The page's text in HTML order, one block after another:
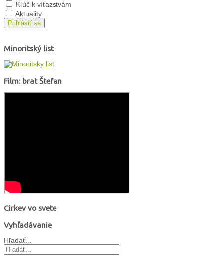
Kľúč k víťazstvám
Aktuality
Prihlásiť sa
Minoritský list
Film: brat Štefan
Cirkev vo svete
Vyhľadávanie
Hľadať...